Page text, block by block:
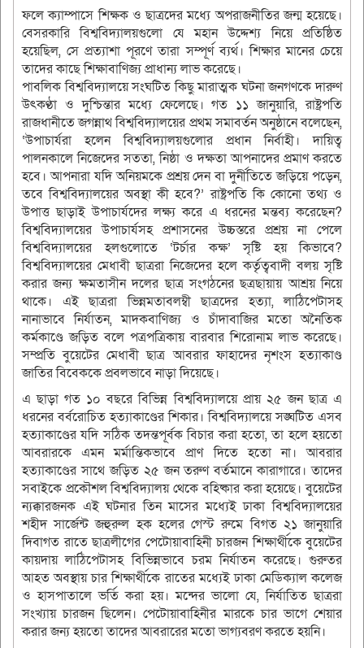
ফলে ক্যাম্পাসে শিক্ষক ও ছাত্রদের মধ্যে অপরাজনীতির জন্ম হয়েছে।
বেসরকারি বিশ্ববিদ্যালয়গুলো যে মহান উদ্দেশ্য নিয়ে প্রতিষ্ঠিত
হয়েছিল, সে প্রত্যাশা পূরণে তারা সম্পূর্ণ ব্যর্থ। শিক্ষার মানের চেয়ে
তাদের কাছে শিক্ষাবাণিজ্য প্রাধান্য লাভ করেছে।
পাবলিক বিশ্ববিদ্যালয়ে সংঘটিত কিছু মারাত্মক ঘটনা জনগণকে দারুণ
উৎকণ্ঠা ও দুশ্চিন্তার মধ্যে ফেলেছে। গত ১১ জানুয়ারি, রাষ্ট্রপতি
রাজধানীতে জগন্নাথ বিশ্ববিদ্যালয়ের প্রথম সমাবর্তন অনুষ্ঠানে বলেছেন,
‘উপাচার্যরা হলেন বিশ্ববিদ্যালয়গুলোর প্রধান নির্বাহী। দায়িত্ব
পালনকালে নিজেদের সততা, নিষ্ঠা ও দক্ষতা আপনাদের প্রমাণ করতে
হবে। আপনারা যদি অনিয়মকে প্রশ্রয় দেন বা দুর্নীতিতে জড়িয়ে পড়েন,
তবে বিশ্ববিদ্যালয়ের অবস্থা কী হবে?’ রাষ্ট্রপতি কি কোনো তথ্য ও
উপাত্ত ছাড়াই উপাচার্যদের লক্ষ্য করে এ ধরনের মন্তব্য করেছেন?
বিশ্ববিদ্যালয়ের উপাচার্যসহ প্রশাসনের উচ্চস্তরে প্রশ্রয় না পেলে
বিশ্ববিদ্যালয়ের হলগুলোতে ‘টর্চার কক্ষ’ সৃষ্টি হয় কিভাবে?
বিশ্ববিদ্যালয়ের মেধাবী ছাত্ররা নিজেদের হলে কর্তৃত্ববাদী বলয় সৃষ্টি
করার জন্য ক্ষমতাসীন দলের ছাত্র সংগঠনের ছত্রছায়ায় আশ্রয় নিয়ে
থাকে। এই ছাত্ররা ভিন্নমতাবলম্বী ছাত্রদের হত্যা, লাঠিপেটাসহ
নানাভাবে নির্যাতন, মাদকবাণিজ্য ও চাঁদাবাজির মতো অনৈতিক
কর্মকাণ্ডে জড়িত বলে পত্রপত্রিকায় বারবার শিরোনাম লাভ করেছে।
সম্প্রতি বুয়েটের মেধাবী ছাত্র আবরার ফাহাদের নৃশংস হত্যাকাণ্ড
জাতির বিবেককে প্রবলভাবে নাড়া দিয়েছে।
এ ছাড়া গত ১০ বছরে বিভিন্ন বিশ্ববিদ্যালয়ে প্রায় ২৫ জন ছাত্র এ
ধরনের বর্বরোচিত হত্যাকাণ্ডের শিকার। বিশ্ববিদ্যালয়ে সঙ্ঘটিত এসব
হত্যাকাণ্ডের যদি সঠিক তদন্তপূর্বক বিচার করা হতো, তা হলে হয়তো
আবরারকে এমন মর্মান্তিকভাবে প্রাণ দিতে হতো না। আবরার
হত্যাকাণ্ডের সাথে জড়িত ২৫ জন তরুণ বর্তমানে কারাগারে। তাদের
সবাইকে প্রকৌশল বিশ্ববিদ্যালয় থেকে বহিষ্কার করা হয়েছে। বুয়েটের
ন্যক্কারজনক এই ঘটনার তিন মাসের মধ্যেই ঢাকা বিশ্ববিদ্যালয়ের
শহীদ সার্জেন্ট জহুরুল হক হলের গেস্ট রুমে বিগত ২১ জানুয়ারি
দিবাগত রাতে ছাত্রলীগের পেটোয়াবাহিনী চারজন শিক্ষার্থীকে বুয়েটের
কায়দায় লাঠিপেটাসহ বিভিন্নভাবে চরম নির্যাতন করেছে। গুরুতর
আহত অবস্থায় চার শিক্ষার্থীকে রাতের মধ্যেই ঢাকা মেডিক্যাল কলেজ
ও হাসপাতালে ভর্তি করা হয়। মন্দের ভালো যে, নির্যাতিত ছাত্ররা
সংখ্যায় চারজন ছিলেন। পেটোয়াবাহিনীর মারকে চার ভাগে শেয়ার
করার জন্য হয়তো তাদের আবরারের মতো ভাগ্যবরণ করতে হয়নি।